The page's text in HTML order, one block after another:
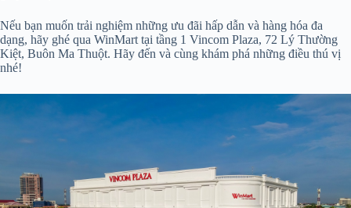
Nếu bạn muốn trải nghiệm những ưu đãi hấp dẫn và hàng hóa đa
dạng, hãy ghé qua WinMart tại tầng 1 Vincom Plaza, 72 Lý Thường
Kiệt, Buôn Ma Thuột. Hãy đến và cùng khám phá những điều thú vị
nhé!